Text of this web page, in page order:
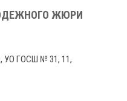
ЖЮРИ
УО ГОСШ № 31, 11,